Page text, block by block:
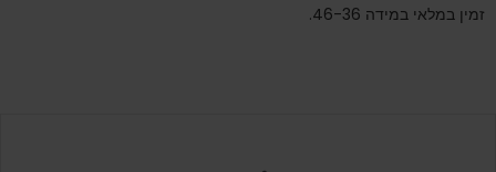
זמין במלאי במידה 46-36.